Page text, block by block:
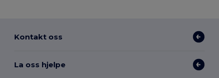
Kontakt oss
La oss hjelpe